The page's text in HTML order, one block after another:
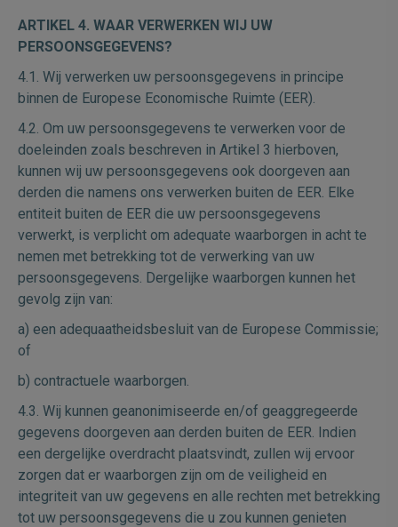
ARTIKEL 4. WAAR VERWERKEN WIJ UW
PERSOONSGEGEVENS?
4.1. Wij verwerken uw persoonsgegevens in principe
binnen de Europese Economische Ruimte (EER).
4.2. Om uw persoonsgegevens te verwerken voor de
doeleinden zoals beschreven in Artikel 3 hierboven,
kunnen wij uw persoonsgegevens ook doorgeven aan
derden die namens ons verwerken buiten de EER. Elke
entiteit buiten de EER die uw persoonsgegevens
verwerkt, is verplicht om adequate waarborgen in acht te
nemen met betrekking tot de verwerking van uw
persoonsgegevens. Dergelijke waarborgen kunnen het
gevolg zijn van:
a) een adequaatheidsbesluit van de Europese Commissie;
of
b) contractuele waarborgen.
4.3. Wij kunnen geanonimiseerde en/of geaggregeerde
gegevens doorgeven aan derden buiten de EER. Indien
een dergelijke overdracht plaatsvindt, zullen wij ervoor
zorgen dat er waarborgen zijn om de veiligheid en
integriteit van uw gegevens en alle rechten met betrekking
tot uw persoonsgegevens die u zou kunnen genieten